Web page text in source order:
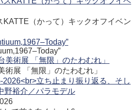
KATTE（かって）キックオフイベン
術展 「無限」のたわむれ」